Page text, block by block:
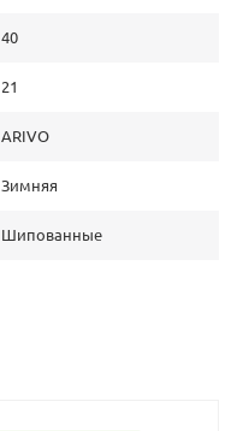
40
21
ARIVO
Зимняя
Шипованные